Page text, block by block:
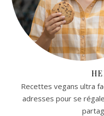
Recettes vegans ultra
adresses pour se